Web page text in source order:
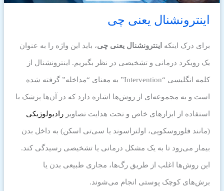
اینترونشنال یعنی چی
برای درک اینکه اینترونشنال یعنی چی، باید این واژه را به عنوان
یک رویکرد درمانی و تشخیصی در نظر بگیریم. اینترونشنال از
کلمه انگلیسی “Intervention” به معنای “مداخله” گرفته شده
است و به مجموعه‌ای از روش‌ها اشاره دارد که در آن‌ها پزشک با
استفاده از ابزارهای خاص و تحت هدایت تصاویررادیولوژیکی
(مانند فلوروسکوپی، اولتراسوند یا سی‌تی اسکن) به داخل بدن
بیمار می‌رود تا به یک مشکل درمانی یا تشخیصی رسیدگی کند.
این روش‌ها اغلب از طریق رگ‌ها، مجاری طبیعی بدن یا
برش‌های کوچک پوستی انجام می‌شوند.